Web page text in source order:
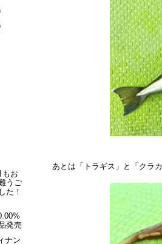
あとは「トラギス」と「クラ
もお
うご
た！
発売
ナン